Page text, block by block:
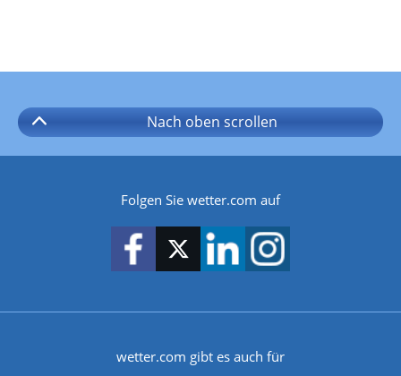
Nach oben scrollen
Folgen Sie wetter.com auf
wetter.com gibt es auch für